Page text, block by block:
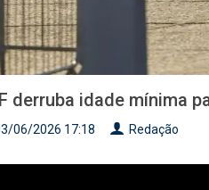
derruba idade mínima
06/2026 17:18 Redação